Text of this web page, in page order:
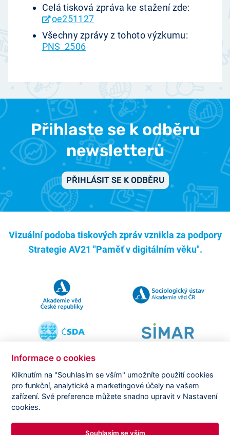
Celá tisková zpráva ke stažení zde:
oe251127
Všechny zprávy z tohoto výzkumu:
PNS_2506
Přihlaste se k odběru
newsletterů
PŘIHLÁSIT SE K ODBĚRU
Vizuální podoba tiskových zpráv vznikla za podpory
Strategie AV21 "Paměť v digitálním věku".
Copyright © CVVM | Právní ujednání| Nastavení cookies
Prohlášení o zpracování osobních údajů
Informace o cookies
Kliknutím na "Souhlasím se vším" umožníte použití cookies
pro funkční, analytické a marketingové účely na vašem
zařízení. Své preference můžete snadno upravit v Nastavení
cookies.
Souhlasím se vším